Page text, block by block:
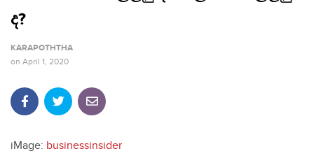
ද?
KARAPOTHTHA
on April 1, 2020
iMage: businessinsider